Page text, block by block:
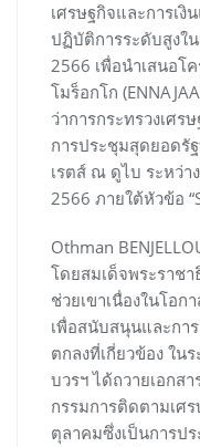
เศรษฐกิจและการเ
ปฏิบัติการระดับสูงใ
2566 เพื่อนำเสนอโ
โมร็อกโก
ว่าการกระทรวงเศร
การประชุมสุดยอดรั
เรตส์ ณ ดูไบ ระหว่
2566 ภายใต้หัวข้อ
Othman
โดยสมเด็จพระราช
ช่วยเขาเนื่องในโอก
เพื่อสนับสนุนและกา
ตกลงที่เกี่ยวข้อง ใน
บวรฯ ได้ถวายเอกส
กรรมการติดตามเศ
ตุลาคมซึ่งเป็นการป